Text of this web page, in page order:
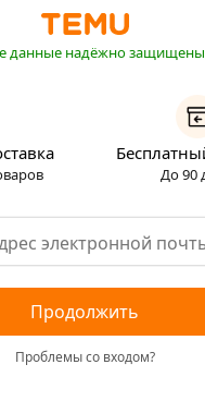
данные надёжно защищены
До 90
Продолжить
Проблемы со входом?